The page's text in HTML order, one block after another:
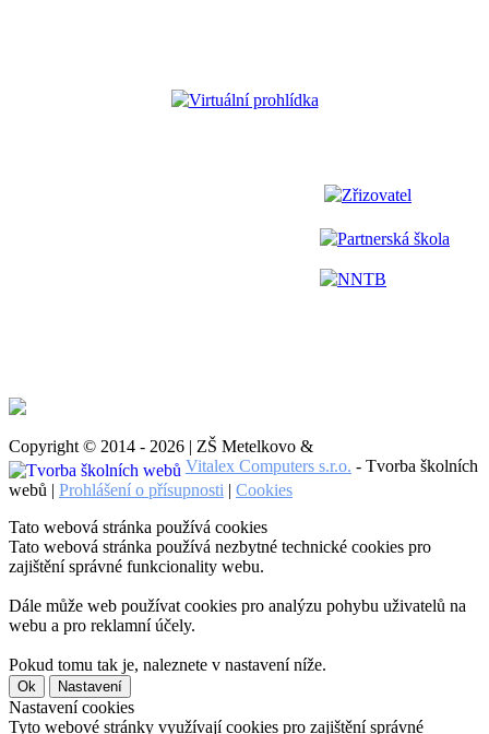
Virtuální prohlídka
Zřizovatel
Partnerská škola
NNTB
Copyright © 2014 - 2026 | ZŠ Metelkovo &
Vitalex Computers s.r.o. - Tvorba školních
webů | Prohlášení o přísupnosti | Cookies
Tato webová stránka používá cookies
Tato webová stránka používá nezbytné technické cookies pro
zajištění správné funkcionality webu.
Dále může web používat cookies pro analýzu pohybu uživatelů na
webu a pro reklamní účely.
Pokud tomu tak je, naleznete v nastavení níže.
Ok Nastavení
Nastavení cookies
Tyto webové stránky využívají cookies pro zajištění správné